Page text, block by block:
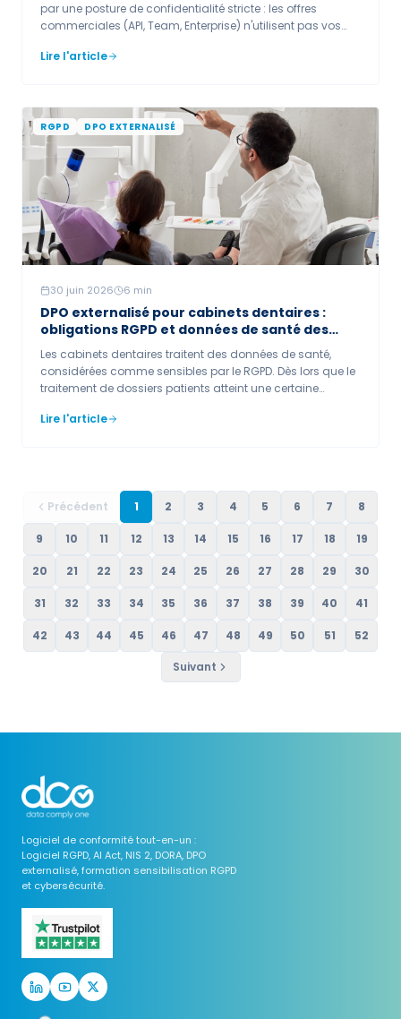
par une posture de confidentialité stricte : les offres
commerciales (API, Team, Enterprise) n'utilisent pas vos
DPA, de certifications de sécurité et d'une gouvernance IA
américaine (CLOUD Act).
Lire l'article
RGPD DPO EXTERNALISÉ
30 juin 2026 6 min
DPO externalisé pour cabinets dentaires :
obligations RGPD et données de santé des
patients
Les cabinets dentaires traitent des données de santé,
considérées comme sensibles par le RGPD. Dès lors que le
traitement de dossiers patients atteint une certaine
voire obligatoire. Un DPO externalisé sécurise les dossiers,
Lire l'article
Précédent 1 2 3 4 5 6 7 8
9 10 11 12 13 14 15 16 17 18 19
20 21 22 23 24 25 26 27 28 29 30
31 32 33 34 35 36 37 38 39 40 41
42 43 44 45 46 47 48 49 50 51 52
Suivant
Logiciel de conformité tout-en-un :
Logiciel RGPD, AI Act, NIS 2, DORA, DPO
externalisé, formation sensibilisation RGPD
et cybersécurité.